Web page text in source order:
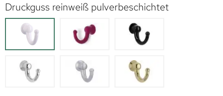
Druckguss reinweiß pulverbeschichtet